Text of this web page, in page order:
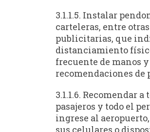
3.1.1.5. Instalar
carteleras, entre
publicitarias, que
distanciamiento
frecuente de manos
recomendaciones de
3.1.1.6. Recomendar a
pasajeros y todo el
ingrese al
sus celulares o